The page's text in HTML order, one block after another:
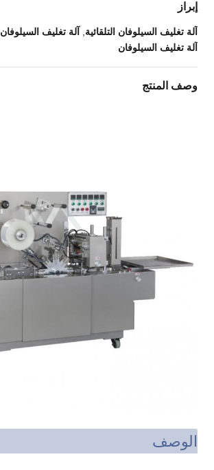
إبراز
آلة تغليف السيلوفان التلقائية آلة تغليف السيلوفان
آلة تغليف السيلوفان
وصف المنتج
الوصف